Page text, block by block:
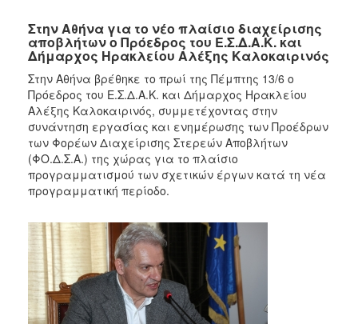
2022
2021
2020
2019
2018
2017
2016
2015
2013
2012
2011
2010
2006
Στην Αθήνα για το νέο πλαίσιο διαχείρισης
αποβλήτων ο Πρόεδρος του Ε.Σ.Δ.Α.Κ. και
Δήμαρχος Ηρακλείου Αλέξης Καλοκαιρινός
Στην Αθήνα βρέθηκε το πρωί της Πέμπτης 13/6 ο
Πρόεδρος του Ε.Σ.Δ.Α.Κ. και Δήμαρχος Ηρακλείου
Αλέξης Καλοκαιρινός, συμμετέχοντας στην
συνάντηση εργασίας και ενημέρωσης των Προέδρων
των Φορέων Διαχείρισης Στερεών Αποβλήτων
(ΦΟ.Δ.Σ.Α.) της χώρας για το πλαίσιο
προγραμματισμού των σχετικών έργων κατά τη νέα
προγραμματική περίοδο.